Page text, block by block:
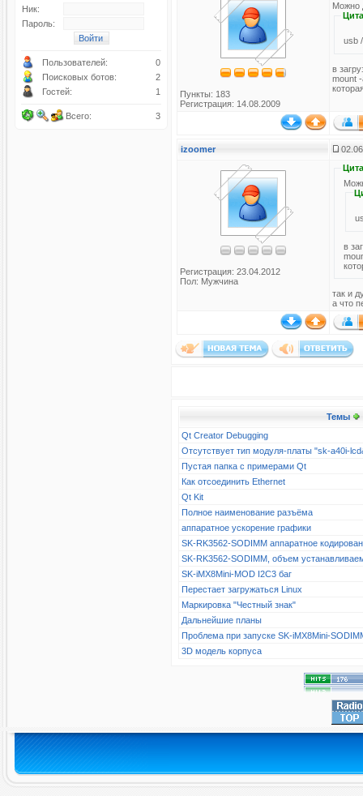
Ник:
Пароль:
Пользователей:
0
Поисковых ботов:
2
Гостей:
1
Всего: 3
Пункты: 183
Регистрация: 14.08.2009
Можно
в
mount
izoomer
Регистрация: 23.04.2012
Пол: Мужчина
в
так и
а что
Темы
Qt Creator Debugging
Отсутствует тип модуля-платы "sk-a40i-
Пустая папка с примерами Qt
Как отсоединить Ethernet
Qt Kit
Полное наименование разъёма
аппаратное ускорение графики
SK-RK3562-SODIMM аппаратное
SK-RK3562-SODIMM, объем
SK-iMX8Mini-MOD I2C3 баг
Перестает загружаться Linux
Маркировка "Честный знак"
Дальнейшие планы
Проблема при запуске SK-iMX8Mini-
3D модель корпуса